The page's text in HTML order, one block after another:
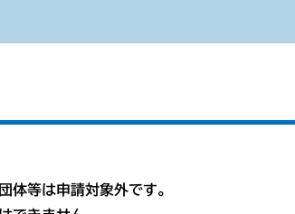
等は申請対象外です。